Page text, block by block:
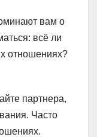
вам о
всё ли
отношениях?
партнера,
Часто